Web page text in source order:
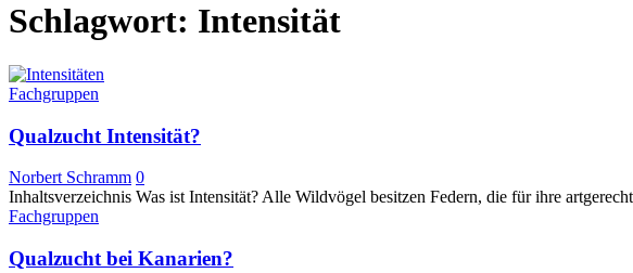
Schlagwort: Intensität
Fachgruppen
Qualzucht Intensität?
Norbert Schramm 0
Inhaltsverzeichnis Was ist Intensität? Alle Wildvögel besitzen Federn, die für ihre
Fachgruppen
Qualzucht bei Kanarien?